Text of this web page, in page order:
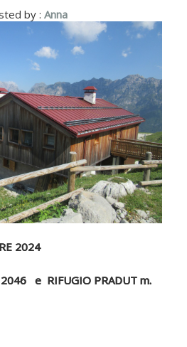
by : Anna
2024
2046 e RIFUGIO PRADUT m.